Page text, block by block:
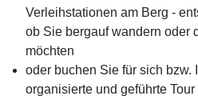
Verleihstationen am Berg -
ob Sie bergauf wandern oder
möchten
oder buchen Sie für sich bzw.
organisierte und geführte